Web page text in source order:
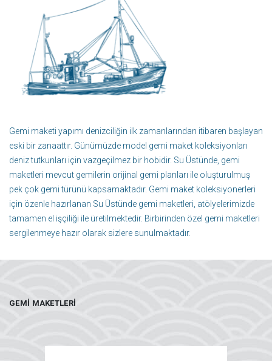
Gemi maketi yapımı denizciliğin ilk zamanlarından itibaren başlayan
eski bir zanaattır. Günümüzde model gemi maket koleksiyonları
deniz tutkunları için vazgeçilmez bir hobidir. Su Üstünde, gemi
maketleri mevcut gemilerin orijinal gemi planları ile oluşturulmuş
pek çok gemi türünü kapsamaktadır. Gemi maket koleksiyonerleri
için özenle hazırlanan Su Üstünde gemi maketleri, atölyelerimizde
tamamen el işçiliği ile üretilmektedir. Birbirinden özel gemi maketleri
sergilenmeye hazır olarak sizlere sunulmaktadır.
GEMI MAKETLERI